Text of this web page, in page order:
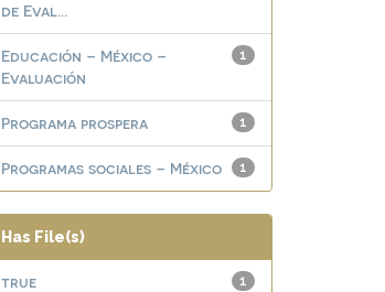
de Eval...
1
Educación – México –
Evaluación
1
Programa prospera
1
Programas sociales – México
Has File(s)
1
true